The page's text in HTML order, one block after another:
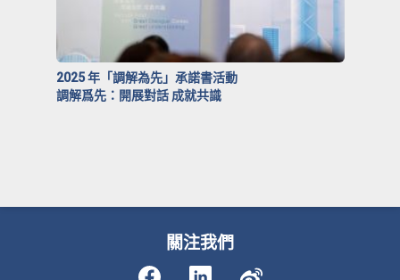
2025 年「調解為先」承諾書活動
調解爲先：開展對話 成就共識
關注我們